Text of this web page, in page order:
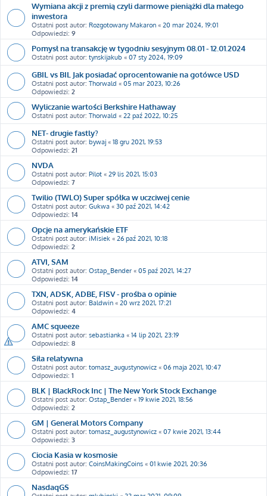
Wymiana akcji z premią czyli darmowe pieniążki dla małego
inwestora
Ostatni post autor: Rozgotowany Makaron « 20 mar 2024, 19:01
Odpowiedzi: 9
Pomysł na transakcję w tygodniu sesyjnym 08.01 - 12.01.2024
Ostatni post autor: tynskijakub « 07 sty 2024, 19:09
GBIL vs BIL Jak posiadać oprocentowanie na gotówce USD
Ostatni post autor: Thorwald « 05 mar 2023, 10:26
Odpowiedzi: 2
Wyliczanie wartości Berkshire Hathaway
Ostatni post autor: Thorwald « 22 paź 2022, 10:25
NET- drugie fastly?
Ostatni post autor: bywaj « 18 gru 2021, 19:53
Odpowiedzi: 21
NVDA
Ostatni post autor: Pilot « 29 lis 2021, 15:03
Odpowiedzi: 7
Twilio (TWLO) Super spółka w uczciwej cenie
Ostatni post autor: Gukwa « 30 paź 2021, 14:42
Odpowiedzi: 14
Opcje na amerykańskie ETF
Ostatni post autor: iMisiek « 26 paź 2021, 10:18
Odpowiedzi: 2
ATVI, SAM
Ostatni post autor: Ostap_Bender « 05 paź 2021, 14:27
Odpowiedzi: 14
TXN, ADSK, ADBE, FISV - prośba o opinie
Ostatni post autor: Baldwin « 20 wrz 2021, 17:21
Odpowiedzi: 4
AMC squeeze
Ostatni post autor: sebastianka « 14 lip 2021, 23:19
Odpowiedzi: 8
Siła relatywna
Ostatni post autor: tomasz_augustynowicz « 06 maja 2021, 10:47
Odpowiedzi: 1
BLK | BlackRock Inc | The New York Stock Exchange
Ostatni post autor: Ostap_Bender « 19 kwie 2021, 18:56
Odpowiedzi: 2
GM | General Motors Company
Ostatni post autor: tomasz_augustynowicz « 07 kwie 2021, 13:44
Odpowiedzi: 3
Ciocia Kasia w kosmosie
Ostatni post autor: CoinsMakingCoins « 01 kwie 2021, 20:36
Odpowiedzi: 17
NasdaqGS